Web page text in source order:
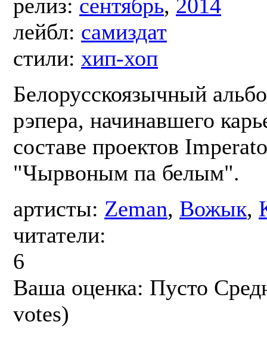
релиз: сентябрь, 2014
лейбл: самиздат
стили: хип-хоп
Белорусскоязычный
рэпера, начинавшего
составе проектов
"Чырвоным па белым".
артисты: Zeman, Вожык,
читатели:
6
Ваша оценка: Пусто
votes)